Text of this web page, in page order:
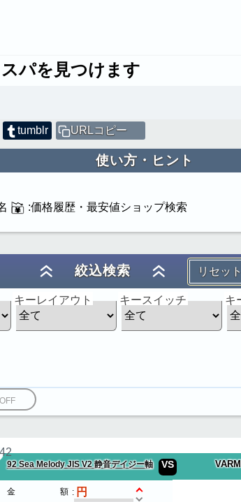
パを見つけます
tumblr URLコピー
使い方・ヒント
:価格履歴・最安値ショップ検索
絞込検索 リセット
キーレイアウト キースイッチ キ
92 Sea Melody JIS V2 静音デイジー軸 VS
金額